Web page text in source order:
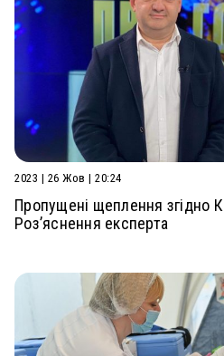
2023 | 26 Жов | 20:24
Пропущені щеплення згідно
Роз’яснення експерта